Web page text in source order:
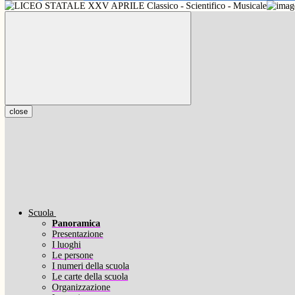
close
Scuola
Panoramica
Presentazione
I luoghi
Le persone
I numeri della scuola
Le carte della scuola
Organizzazione